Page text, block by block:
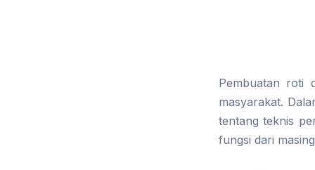
Pembuatan roti
masyarakat.
tentang teknis
fungsi dari